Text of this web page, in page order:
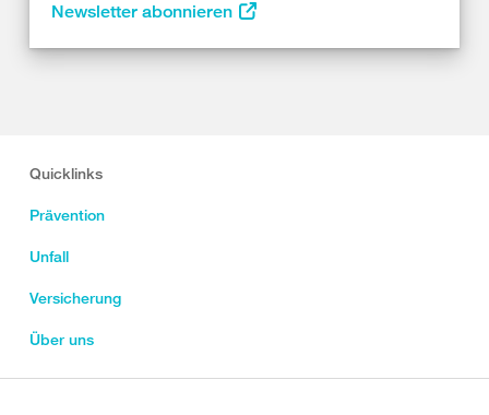
Newsletter abonnieren
Quicklinks
Prävention
Unfall
Versicherung
Über uns